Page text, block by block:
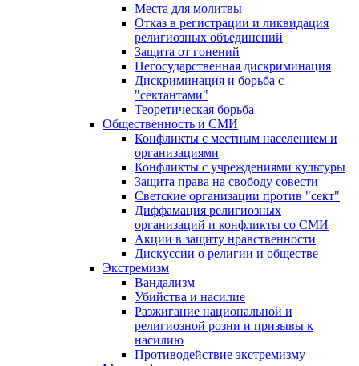
Места для молитвы
Отказ в регистрации и ликвидация
религиозных объединений
Защита от гонений
Негосударственная дискриминация
Дискриминация и борьба с
"сектантами"
Теоретическая борьба
Общественность и СМИ
Конфликты с местным населением и
организациями
Конфликты с учреждениями культуры
Защита права на свободу совести
Светские организации против "сект"
Диффамация религиозных
организаций и конфликты со СМИ
Акции в защиту нравственности
Дискуссии о религии и обществе
Экстремизм
Вандализм
Убийства и насилие
Разжигание национальной и
религиозной розни и призывы к
насилию
Противодействие экстремизму